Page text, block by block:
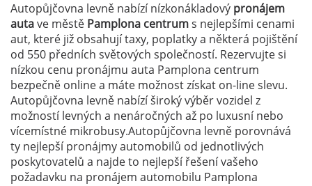
Autopůjčovna levně nabízí nízkonákladový pronájem
autave městě Pamplona centrums nejlepšími cenami
aut, které již obsahují taxy, poplatky a některá pojištění
od 550 předních světových společností. Rezervujte si
nízkou cenu pronájmu auta Pamplona centrum
bezpečně online a máte možnost získat on-line slevu.
Autopůjčovna levně nabízí široký výběr vozidel z
možností levných a nenáročných až po luxusní nebo
vícemístné mikrobusy.Autopůjčovna levně porovnává
ty nejlepší pronájmy automobilů od jednotlivých
poskytovatelů a najde to nejlepší řešení vašeho
požadavku na pronájem automobilu Pamplona